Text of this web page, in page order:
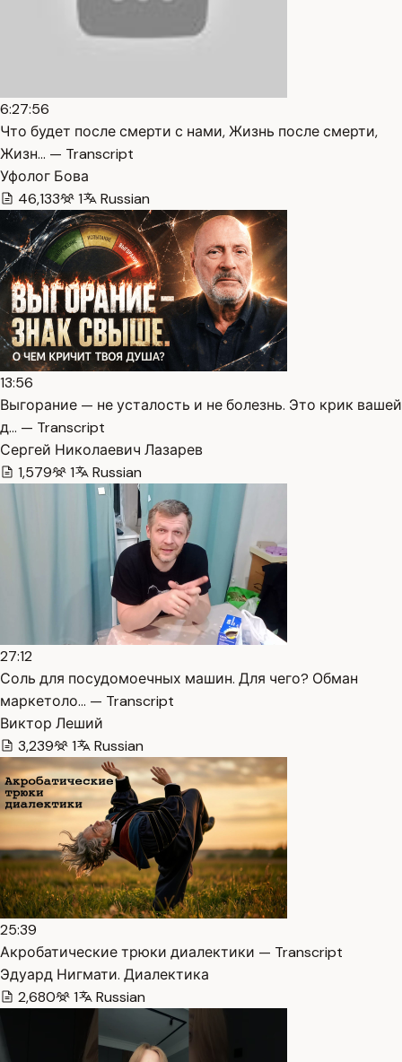
6:27:56
Что будет после смерти с нами, Жизнь после смерти,
Жизн… — Transcript
Уфолог Бова
46,133
1 Russian
13:56
Выгорание — не усталость и не болезнь. Это крик вашей
д… — Transcript
Сергей Николаевич Лазарев
1,579
1 Russian
27:12
Соль для посудомоечных машин. Для чего? Обман
маркетоло… — Transcript
Виктор Леший
3,239
1 Russian
25:39
Акробатические трюки диалектики — Transcript
Эдуард Нигмати. Диалектика
2,680
1 Russian